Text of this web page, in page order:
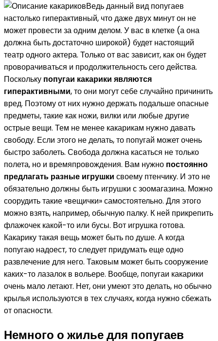
Ведь данный вид попугаев
настолько гиперактивный, что даже двух минут он не
может провести за одним делом. У вас в клетке (а она
должна быть достаточно широкой) будет настоящий
театр одного актера. Только от вас зависит, как он будет
проворачиваться и продолжительность сего действа.
Поскольку попугаи какарики являются
гиперактивными, то они могут себе случайно причинить
вред. Поэтому от них нужно держать подальше опасные
предметы, такие как ножи, вилки или любые другие
острые вещи. Тем не менее какарикам нужно давать
свободу. Если этого не делать, то попугай может очень
быстро заболеть. Свобода должна касаться не только
полета, но и времяпровождения. Вам нужно постоянно
предлагать разные игрушки своему птенчику. И это не
обязательно должны быть игрушки с зоомагазина. Можно
соорудить такие «вещички» самостоятельно. Для этого
можно взять, например, обычную палку. К ней прикрепить
флажочек какой-то или бусы. Вот игрушка готова.
Какарику такая вещь может быть по душе. А когда
попугаю надоест, то следует придумать еще одно
развлечение для него. Таковым может быть сооружение
каких-то лазалок в вольере. Вообще, попугаи какарики
очень мало летают. Нет, они умеют это делать, но обычно
крылья используются в тех случаях, когда нужно сбежать
от опасности.
Немного о жилье для попугаев